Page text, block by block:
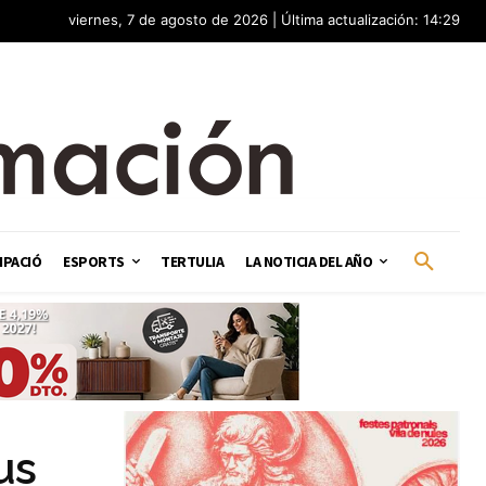
viernes, 7 de agosto de 2026 | Última actualización: 14:29
ESPORTS TERTULIA LA NOTICIA DEL AÑO